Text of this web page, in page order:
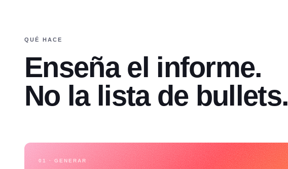
QUÉ HACE
Enseña el informe.
No la lista de bullets.
01 · GENERAR